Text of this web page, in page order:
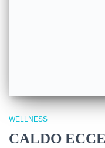
WELLNESS
CALDO